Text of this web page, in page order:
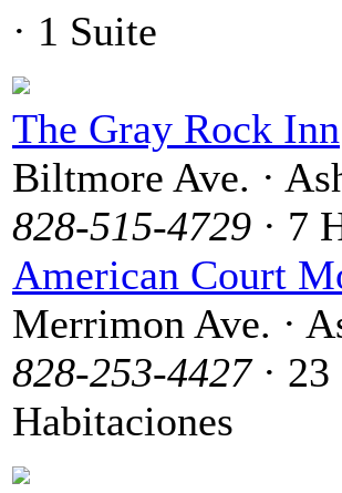
· 1 Suite
The Gray Rock Inn
Biltmore Ave. ·
828-515-4729 · 7
American Court
Merrimon Ave. ·
828-253-4427· 23
Habitaciones